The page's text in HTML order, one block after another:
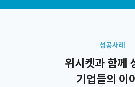
성공사례
위시켓과 함께
기업들의 이